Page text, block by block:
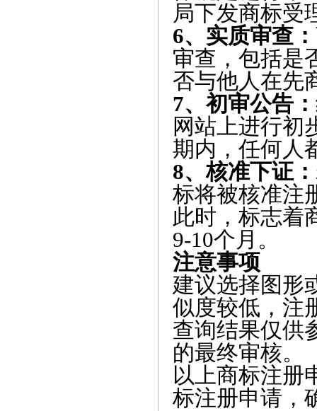
局下发商标受
6、实质审查：
审查，包括是
否与他人在先
7、初审公告：
网站上进行初
期内，任何人
8、核准下证：
标将被核准注
此时，标志着
9-10个月。
注意事项‌
建议选择图形
似度较低，注
查询结果仅供
的最终审核。
以上商标注册
标注册申请，